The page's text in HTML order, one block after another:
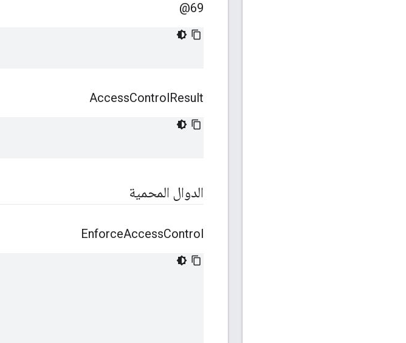
69@
AccessControlResult
الدوال المحمية
EnforceAccessControl